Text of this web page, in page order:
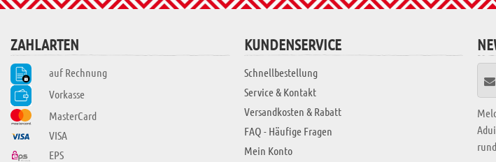
ZAHLARTEN
auf Rechnung
Vorkasse
MasterCard
VISA
EPS
KUNDENSERVICE
Schnellbestellung
Service & Kontakt
Versandkosten & Rabatt
FAQ - Häufige Fragen
Mein Konto